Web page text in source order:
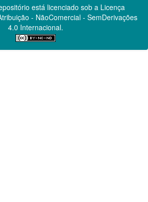
está licenciado sob a Licença
- NãoComercial - SemDerivações
4.0 Internacional.